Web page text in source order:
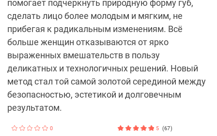
помогает подчеркнуть природную форму губ,
сделать лицо более молодым и мягким, не
прибегая к радикальным изменениям. Всё
больше женщин отказываются от ярко
выраженных вмешательств в пользу
деликатных и технологичных решений. Новый
метод стал той самой золотой серединой между
безопасностью, эстетикой и долговечным
результатом.
0 5 (67)